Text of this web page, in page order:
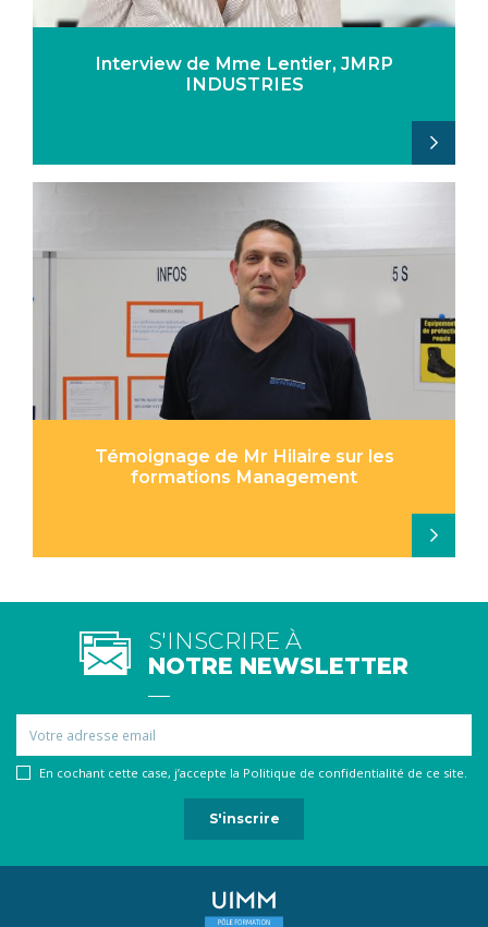
Interview de Mme Lentier, JMRP
INDUSTRIES
Témoignage de Mr Hilaire sur les
formations Management
S'INSCRIRE À
NOTRE NEWSLETTER
En cochant cette case, j’accepte la Politique de confidentialité de ce site.